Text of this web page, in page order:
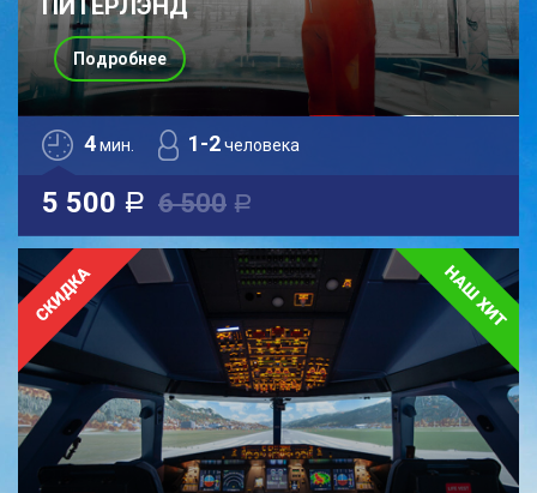
ПИТЕРЛЭНД
4мин. 1-2человека
5 500 a 6 500 a
Подробнее